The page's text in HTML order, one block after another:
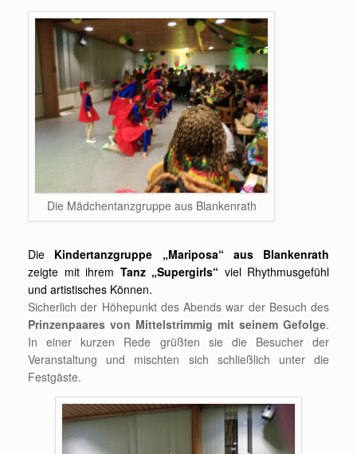
Die Mädchentanzgruppe aus Blankenrath
Die Kindertanzgruppe „Mariposa“ aus Blankenrath
zeigte mit ihrem Tanz „Supergirls“ viel Rhythmusgefühl
und artistisches Können.
Sicherlich der Höhepunkt des Abends war der Besuch des
Prinzenpaares von Mittelstrimmig mit seinem Gefolge.
In einer kurzen Rede grüßten sie die Besucher der
Veranstaltung und mischten sich schließlich unter die
Festgäste.